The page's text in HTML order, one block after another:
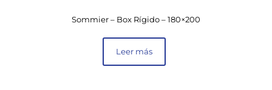
Sommier – Box Rígido – 180×200
Leer más